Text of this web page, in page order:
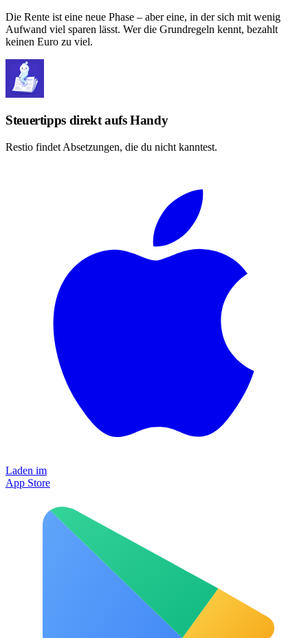
Die Rente ist eine neue Phase – aber eine, in der sich mit wenig
Aufwand viel sparen lässt. Wer die Grundregeln kennt, bezahlt
keinen Euro zu viel.
Steuertipps direkt aufs Handy
Restio findet Absetzungen, die du nicht kanntest.
Laden im
App Store